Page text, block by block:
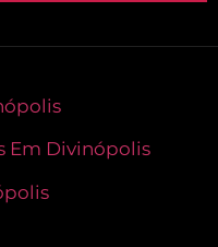
Em Divinópolis